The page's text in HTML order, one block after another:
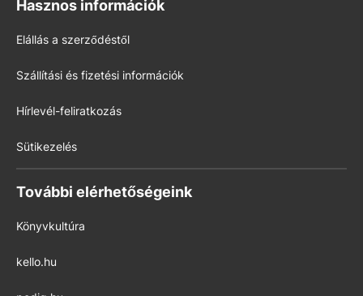
Hasznos információk
Elállás a szerződéstől
Szállítási és fizetési információk
Hírlevél-feliratkozás
Sütikezelés
További elérhetőségeink
Könyvkultúra
kello.hu